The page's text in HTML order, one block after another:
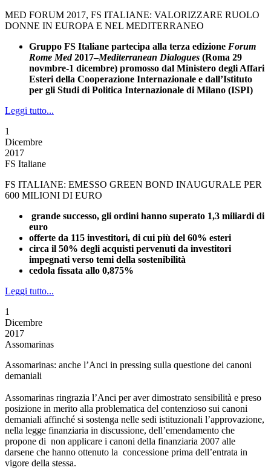
MED FORUM 2017, FS ITALIANE: VALORIZZARE RUOLO
DONNE IN EUROPA E NEL MEDITERRANEO
Gruppo FS Italiane partecipa alla terza edizione Forum
Rome Med2017–Mediterranean Dialogues (Roma 29
novmbre-1 dicembre) promosso dal Ministero degli Affari
Esteri della Cooperazione Internazionale e dall’Istituto
per gli Studi di Politica Internazionale di Milano (ISPI)
Leggi tutto...
1
Dicembre
2017
FS Italiane
FS ITALIANE: EMESSO GREEN BOND INAUGURALE PER
600 MILIONI DI EURO
grande successo, gli ordini hanno superato 1,3 miliardi di
euro
offerte da 115 investitori, di cui più del 60% esteri
circa il 50% degli acquisti pervenuti da investitori
impegnati verso temi della sostenibilità
cedola fissata allo 0,875%
Leggi tutto...
1
Dicembre
2017
Assomarinas
Assomarinas: anche l’Anci in pressing sulla questione dei canoni
demaniali
Assomarinas ringrazia l’Anci per aver dimostrato sensibilità e preso
posizione in merito alla problematica del contenzioso sui canoni
demaniali affinché si sostenga nelle sedi istituzionali l’approvazione,
nella legge finanziaria in discussione, dell’emendamento che
propone di non applicare i canoni della finanziaria 2007 alle
darsene che hanno ottenuto la concessione prima dell’entrata in
vigore della stessa.